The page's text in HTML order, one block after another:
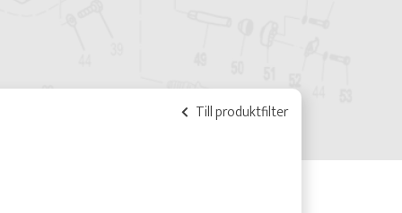
Till produktfilter